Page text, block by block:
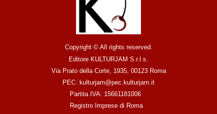
Copyright © All rights reserved.
Editore KULTURJAM S.r.l.s.
Via Prato della Corte, 1935, 00123 Roma
PEC: kulturjam@pec.kulturjam.it
Partita IVA: 15661181006
Registro Imprese di Roma